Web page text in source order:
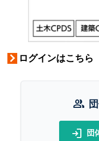
ログインはこちら
group
login 団